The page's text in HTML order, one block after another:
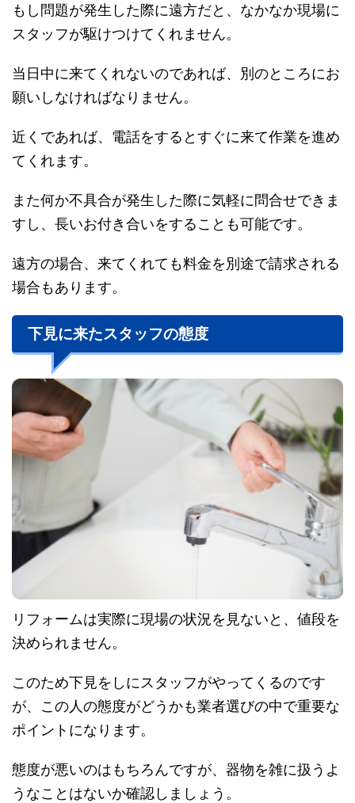
もし問題が発生した際に遠方だと、なかなか現場に
スタッフが駆けつけてくれません。
当日中に来てくれないのであれば、別のところにお
願いしなければなりません。
近くであれば、電話をするとすぐに来て作業を進め
てくれます。
また何か不具合が発生した際に気軽に問合せできま
すし、長いお付き合いをすることも可能です。
遠方の場合、来てくれても料金を別途で請求される
場合もあります。
下見に来たスタッフの態度
リフォームは実際に現場の状況を見ないと、値段を
決められません。
このため下見をしにスタッフがやってくるのです
が、この人の態度がどうかも業者選びの中で重要な
ポイントになります。
態度が悪いのはもちろんですが、器物を雑に扱うよ
うなことはないか確認しましょう。